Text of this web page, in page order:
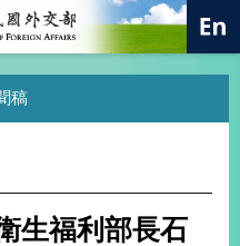
稿
生福利部長石